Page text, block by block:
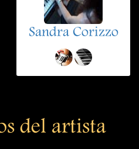
Sandra Corizzo
del artista